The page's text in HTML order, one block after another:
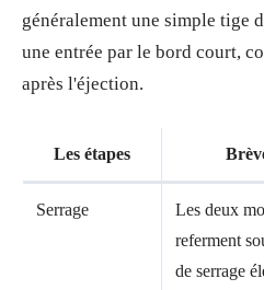
généralement une simple tige
une entrée par le bord court,
après l'éjection.
Les étapes
Serrage
Les deux
referment
de serrage